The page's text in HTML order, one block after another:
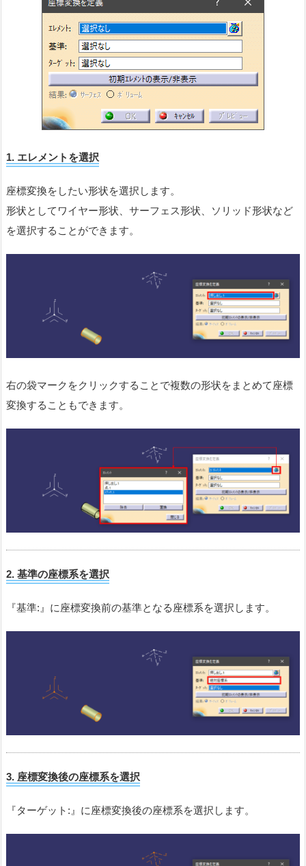
1. エレメントを選択
座標変換をしたい形状を選択します。
形状としてワイヤー形状、サーフェス形状、ソリッド形状など
を選択することができます。
右の袋マークをクリックすることで複数の形状をまとめて座標
変換することもできます。
2. 基準の座標系を選択
『基準:』に座標変換前の基準となる座標系を選択します。
3. 座標変換後の座標系を選択
『ターゲット:』に座標変換後の座標系を選択します。